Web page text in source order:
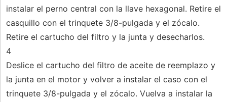
instalar el perno central con la llave hexagonal. Retire el
casquillo con el trinquete 3/8-pulgada y el zócalo.
Retire el cartucho del filtro y la junta y desecharlos.
4
Deslice el cartucho del filtro de aceite de reemplazo y
la junta en el motor y volver a instalar el caso con el
trinquete 3/8-pulgada y el zócalo. Vuelva a instalar la